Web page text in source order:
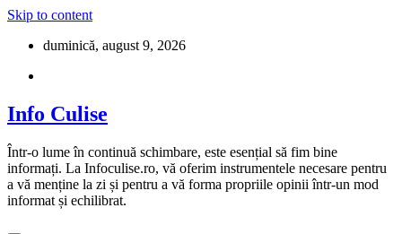
Skip to content
duminică, august 9, 2026
Info Culise
Într-o lume în continuă schimbare, este esențial să fim bine
informați. La Infoculise.ro, vă oferim instrumentele necesare pentru
a vă menține la zi și pentru a vă forma propriile opinii într-un mod
informat și echilibrat.